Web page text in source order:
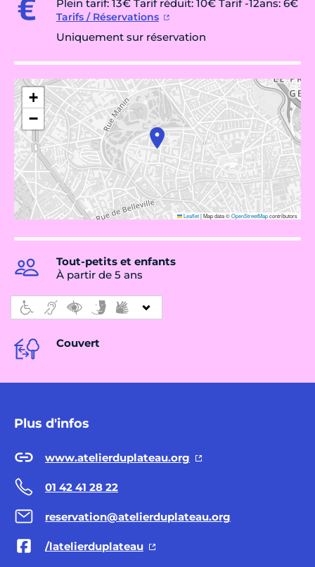
Plein tarif: 13€ Tarif réduit: 10€ Tarif -12ans: 6€
Tarifs / Réservations
Uniquement sur réservation
+
−
Leaflet|Map data ©OpenStreetMapcontributors
Tout-petits et enfants
À partir de 5 ans
Couvert
Plus d'infos
www.atelierduplateau.org
01 42 41 28 22
reservation@atelierduplateau.org
/latelierduplateau